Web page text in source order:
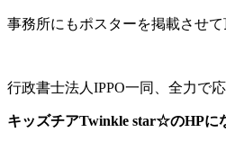
事務所にもポスターを掲載させて
行政書士法人IPPO一同、全力で
キッズチアTwinkle star☆のHPに